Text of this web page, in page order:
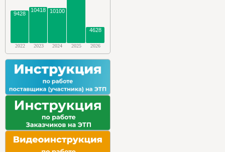
9428
10418 10100
4628
2022 2023 2024 2025 2026